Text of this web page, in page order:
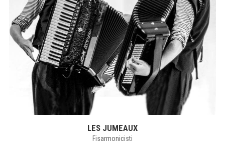
LES JUMEAUX
Fisarmonicisti